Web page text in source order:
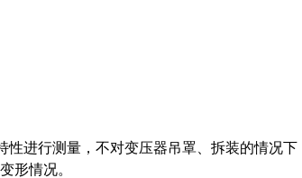
性进行测量，不对变压器吊罩、拆装的情况
形情况。